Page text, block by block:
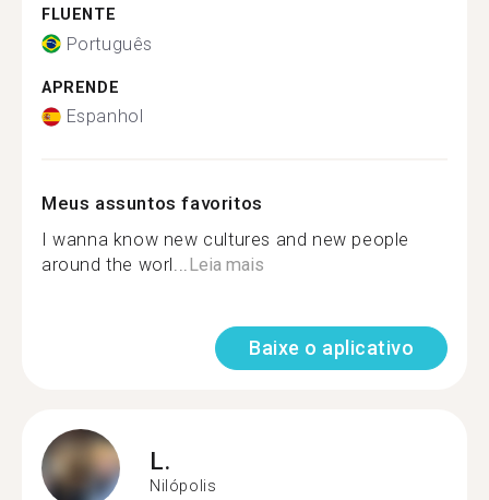
FLUENTE
Português
APRENDE
Espanhol
Meus assuntos favoritos
I wanna know new cultures and new people
around the worl...Leia mais
Baixe o aplicativo
L.
Nilópolis